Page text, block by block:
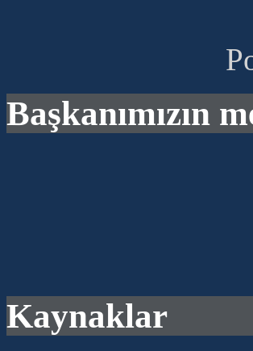
Başkanımızın
Kaynaklar